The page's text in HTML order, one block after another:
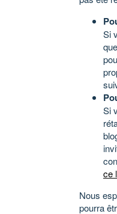
Si
Si
ce
Nous
pourra